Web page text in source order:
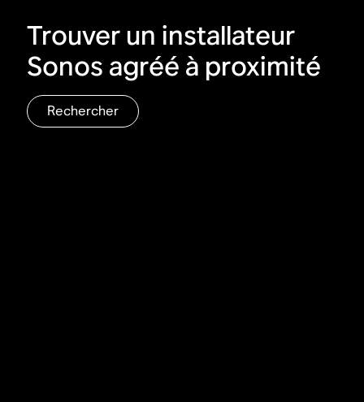
Trouver un installateur
Sonos agréé à proximité
Rechercher